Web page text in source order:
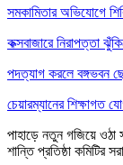
সমকামিতার অভিযোগে
কক্সবাজারে নিরাপত্তা
পদত্যাগ করলে বঙ্গভবন
চেয়ারম্যানের শিক্ষাগত
পাহাড়ে নতুন গজিয়ে ওঠা
শান্তি প্রতিষ্ঠা কমিটির